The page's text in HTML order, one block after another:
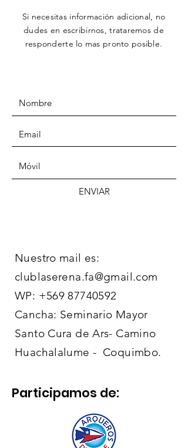
Si necesitas información adicional, no
dudes en escribirnos,trataremos de
responderte lo mas pronto posible.
ENVIAR
Nuestro mail es:
clublaserena.fa@gmail.com
WP: +569 87740592
Cancha: Seminario Mayor
Santo Cura de Ars- Camino
Huachalalume - Coquimbo.
Participamos de: